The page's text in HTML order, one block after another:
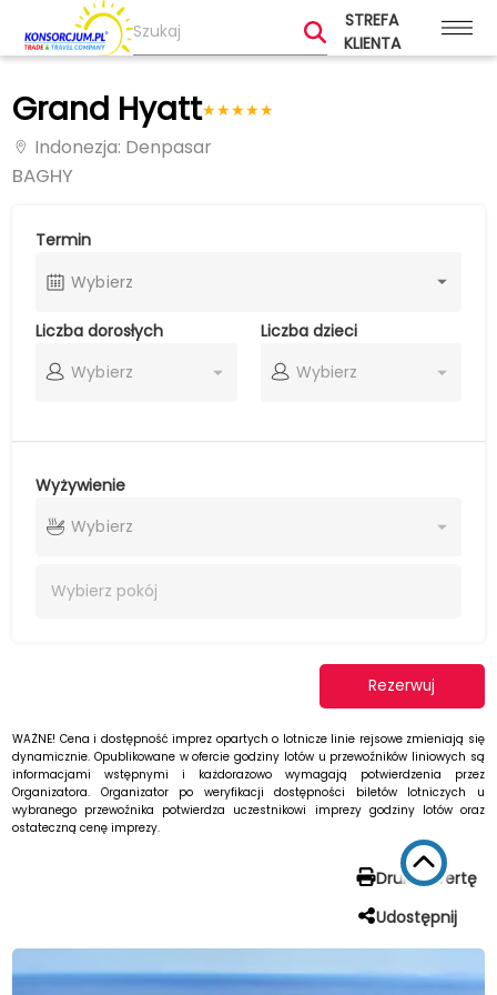
STREFA
KLIENTA
Grand Hyatt ★
★
★
★
★
Indonezja: Denpasar
BAGHY
Termin
Wybierz
Liczba dorosłych
Wybierz
Liczba dzieci
Wybierz
Wyżywienie
Wybierz
Wybierz pokój
Rezerwuj
WAŻNE! Cena i dostępność imprez opartych o lotnicze linie rejsowe zmieniają się
dynamicznie. Opublikowane w ofercie godziny lotów u przewoźników liniowych są
informacjami wstępnymi i każdorazowo wymagają potwierdzenia przez
Organizatora. Organizator po weryfikacji dostępności biletów lotniczych u
wybranego przewoźnika potwierdza uczestnikowi imprezy godziny lotów oraz
ostateczną cenę imprezy.
Drukuj ofertę
Udostępnij